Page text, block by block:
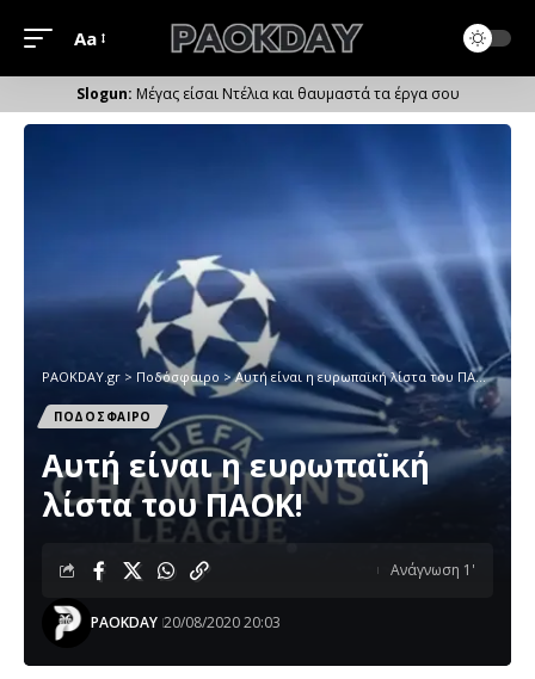
Μέγεθος
Γραμματοσειράς
Aa
Μέγας είσαι Ντέλια και θαυμαστά τα έργα σου
PAOKDAY.gr > Ποδόσφαιρο >Αυτή είναι η ευρωπαϊκή λίστα του ΠΑΟΚ!
ΠΟΔΟΣΦΑΙΡΟ
Αυτή είναι η ευρωπαϊκή
λίστα του ΠΑΟΚ!
PAOKDAY 20/08/2020 20:03
Ανάγνωση 1'